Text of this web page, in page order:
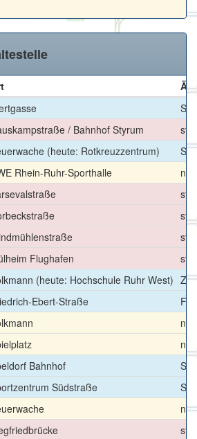
/ Bahnhof Styrum
(heute: Rotkreuzzentrum)
Rhein-Ruhr-Sporthalle
Flughafen
(heute: Hochschule Ruhr West)
Ebert-Straße
Bahnhof
Südstraße